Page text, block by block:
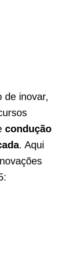
de inovar,
condução
. Aqui